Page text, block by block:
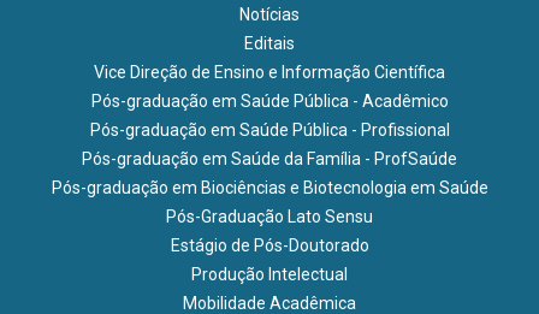
Notícias
Editais
Vice Direção de Ensino e Informação Científica
Pós-graduação em Saúde Pública - Acadêmico
Pós-graduação em Saúde Pública - Profissional
Pós-graduação em Saúde da Família - ProfSaúde
Pós-graduação em Biociências e Biotecnologia em Saúde
Pós-Graduação Lato Sensu
Estágio de Pós-Doutorado
Produção Intelectual
Mobilidade Acadêmica